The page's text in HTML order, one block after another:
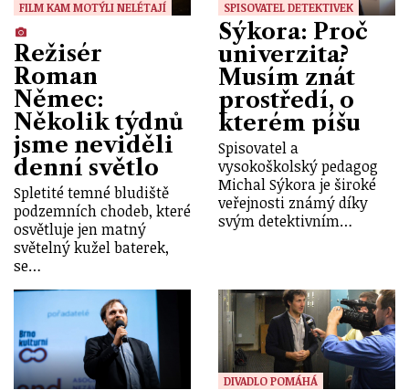
FILM KAM MOTÝLI NELÉTAJÍ
Režisér
Roman
Němec:
Několik týdnů
jsme neviděli
denní světlo
Spletité temné bludiště
podzemních chodeb, které
osvětluje jen matný
světelný kužel baterek,
se…
SPISOVATEL DETEKTIVEK
Sýkora: Proč
univerzita?
Musím znát
prostředí, o
kterém píšu
Spisovatel a
vysokoškolský pedagog
Michal Sýkora je široké
veřejnosti známý díky
svým detektivním…
DIVADLO POMÁHÁ